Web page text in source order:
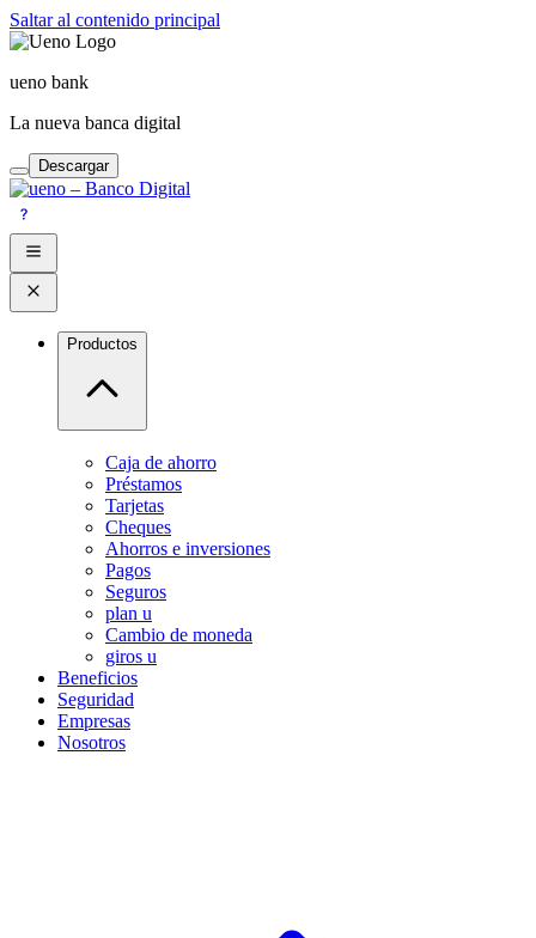
Saltar al contenido principal
ueno bank
La nueva banca digital
Descargar
Productos
Caja de ahorro
Préstamos
Tarjetas
Cheques
Ahorros e inversiones
Pagos
Seguros
plan u
Cambio de moneda
giros u
Beneficios
Seguridad
Empresas
Nosotros